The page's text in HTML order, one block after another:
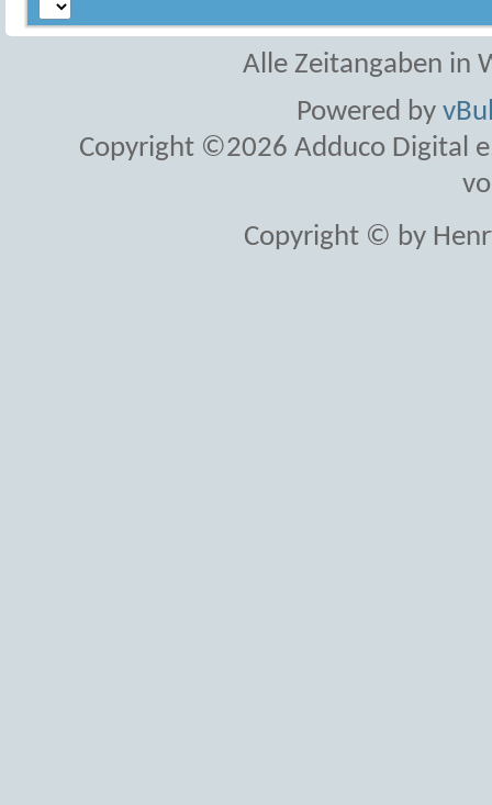
Alle Zeitangaben in
Powered by
Copyright ©2026 Adduco Digital
Copyright © by